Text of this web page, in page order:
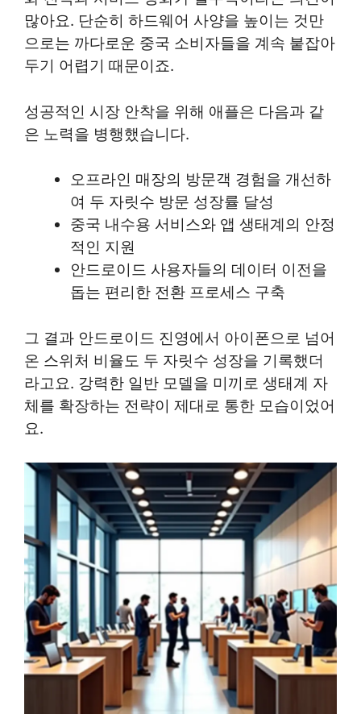
많아요. 단순히 하드웨어 사양을 높이는 것만
으로는 까다로운 중국 소비자들을 계속 붙잡아
두기 어렵기 때문이죠.
성공적인 시장 안착을 위해 애플은 다음과 같
은 노력을 병행했습니다.
오프라인 매장의 방문객 경험을 개선하
여 두 자릿수 방문 성장률 달성
중국 내수용 서비스와 앱 생태계의 안정
적인 지원
안드로이드 사용자들의 데이터 이전을
돕는 편리한 전환 프로세스 구축
그 결과 안드로이드 진영에서 아이폰으로 넘어
온 스위처 비율도 두 자릿수 성장을 기록했더
라고요. 강력한 일반 모델을 미끼로 생태계 자
체를 확장하는 전략이 제대로 통한 모습이었어
요.